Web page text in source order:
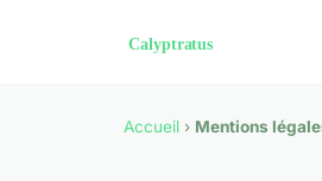
Accueil › Mentions